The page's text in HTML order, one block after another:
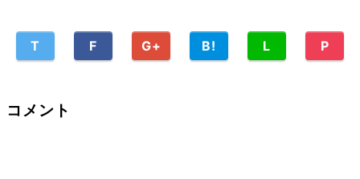
T F G+ B! L P
コメント